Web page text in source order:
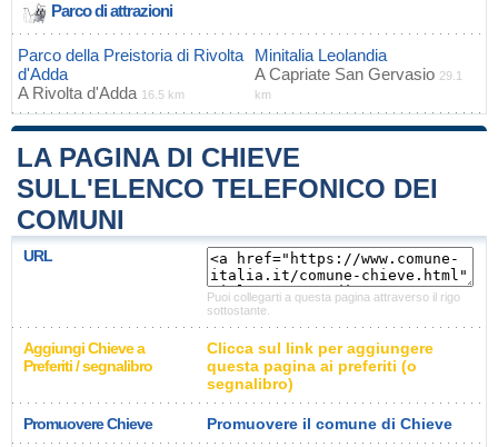
Parco di attrazioni
Parco della Preistoria di Rivolta
d'Adda
A Rivolta d'Adda 16.5 km
Minitalia Leolandia
ACapriate San Gervasio 29.1
km
LA PAGINA DI CHIEVE
SULL'ELENCO TELEFONICO DEI
COMUNI
URL
Puoi collegarti a questa pagina attraverso il rigo
sottostante.
Aggiungi Chieve a
Preferiti / segnalibro
Clicca sul link per aggiungere
questa pagina ai preferiti (o
segnalibro)
Promuovere Chieve Promuovere il comune di Chieve